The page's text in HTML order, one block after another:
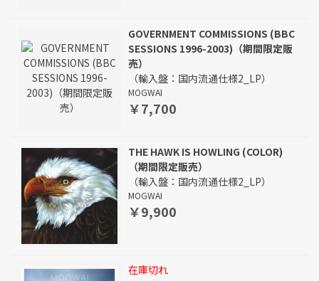
GOVERNMENT COMMISSIONS (BBC
SESSIONS 1996-2003)（期間限定販
売）
（輸入盤：国内流通仕様2_LP）
MOGWAI
￥7,700
THE HAWK IS HOWLING (COLOR)
（期間限定販売）
（輸入盤：国内流通仕様2_LP）
MOGWAI
￥9,900
在庫切れ